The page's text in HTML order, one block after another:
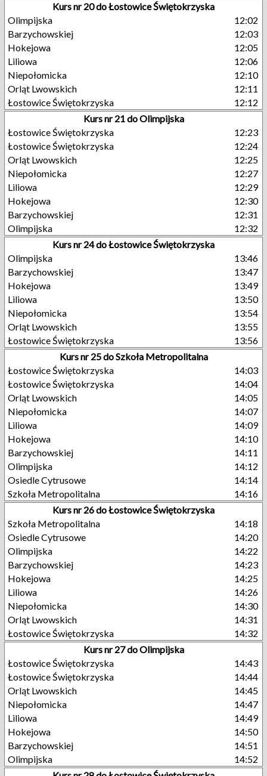
Kurs nr 20 do Łostowice Świętokrzyska
Olimpijska
12:02
Barzychowskiej
12:03
Hokejowa
12:05
Liliowa
12:06
Niepołomicka
12:10
Orląt Lwowskich
12:11
Łostowice Świętokrzyska
12:12
Kurs nr 21 do Olimpijska
Łostowice Świętokrzyska
12:23
Łostowice Świętokrzyska
12:24
Orląt Lwowskich
12:25
Niepołomicka
12:27
Liliowa
12:29
Hokejowa
12:30
Barzychowskiej
12:31
Olimpijska
12:32
Kurs nr 24 do Łostowice Świętokrzyska
Olimpijska
13:46
Barzychowskiej
13:47
Hokejowa
13:49
Liliowa
13:50
Niepołomicka
13:54
Orląt Lwowskich
13:55
Łostowice Świętokrzyska
13:56
Kurs nr 25 do Szkoła Metropolitalna
Łostowice Świętokrzyska
14:03
Łostowice Świętokrzyska
14:04
Orląt Lwowskich
14:05
Niepołomicka
14:07
Liliowa
14:09
Hokejowa
14:10
Barzychowskiej
14:11
Olimpijska
14:12
Osiedle Cytrusowe
14:14
Szkoła Metropolitalna
14:16
Kurs nr 26 do Łostowice Świętokrzyska
Szkoła Metropolitalna
14:18
Osiedle Cytrusowe
14:20
Olimpijska
14:22
Barzychowskiej
14:23
Hokejowa
14:25
Liliowa
14:26
Niepołomicka
14:30
Orląt Lwowskich
14:31
Łostowice Świętokrzyska
14:32
Kurs nr 27 do Olimpijska
Łostowice Świętokrzyska
14:43
Łostowice Świętokrzyska
14:44
Orląt Lwowskich
14:45
Niepołomicka
14:47
Liliowa
14:49
Hokejowa
14:50
Barzychowskiej
14:51
Olimpijska
14:52